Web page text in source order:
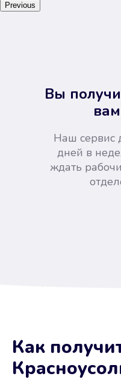
Previous
Вы
Наш сервис
дней в
ждать
Не
и
Как